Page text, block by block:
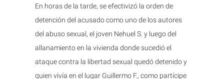
En horas de la tarde, se efectivizó la orden de
detención del acusado como uno de los autores
del abuso sexual, el joven Nehuel S. y luego del
allanamiento en la vivienda donde sucedió el
ataque contra la libertad sexual quedó detenido y
quien vivía en el lugar Guillermo F., como partícipe